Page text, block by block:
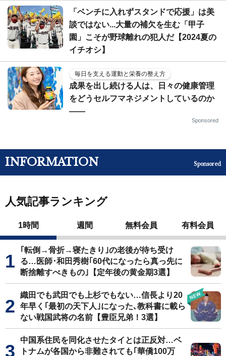
「ベンチに入れずスタンドで応援」は美
談ではない...大量の補欠を生む「甲子
園」こそが野球離れの犯人だ【2024夏の
イチオシ】
毎日を支える運動と栄養の整え方
成果を出し続ける人は、日々の健康管理
をどうセルフマネジメントしているのか
——
Sponsored
INFORMATION Sponsored
人気記事ランキング
1時間 週間 無料会員 有料会員
｢転倒→骨折→寝たきり｣の老後が待ち受け
る…医師･和田秀樹｢60代になったら真っ先に
断捨離すべきもの｣【定年後の黄金期3選】
織田でも武田でも上杉でもない…信長より20
年早く｢最初の天下人｣になった､教科書に載ら
ない戦国武将の名前【豊臣兄弟！3選】
中国系住民を同化させたタイとは正反対…ベ
トナムが各国から非難されても｢華僑100万